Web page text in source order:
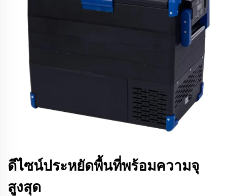
ดีไซน์ประหยัดพื้นที่พร้อมความจุ
สูงสุด